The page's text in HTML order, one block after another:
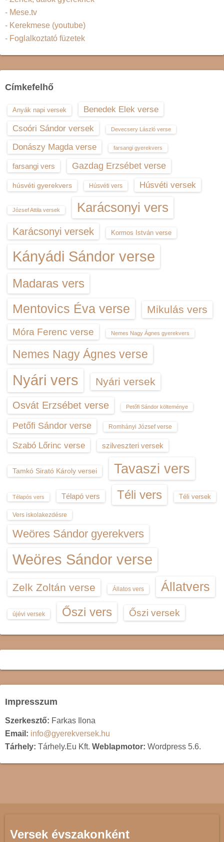
- Mese.tv
- Kerekmese (youtube)
- Foglalkoztató füzetek
Címkefelhő
Anyák napi versek
Benedek Elek verse
Csoóri Sándor versek
Devecsery László verse
Donászy Magda verse farsangi gyerekvers
farsangi vers Gazdag Erzsébet verse
húsvéti gyerekvers Húsvéti vers Húsvéti versek
József Attila versek Karácsonyi vers
Karácsonyi versek Kormos István verse
Kányádi Sándor verse
Madaras vers
Mentovics Éva verse Mikulás vers
Móra Ferenc verse Nemes Nagy Ágnes gyerekvers
Nemes Nagy Ágnes verse
Nyári vers Nyári versek
Osvát Erzsébet verse Petőfi Sándor költeménye
Petőfi Sándor verse Romhányi József verse
Szabó Lőrinc verse szilveszteri versek
Tamkó Sirató Károly versei Tavaszi vers
Télapós vers Télapó vers Téli vers Téli versek
Vers iskolakezdésre
Weöres Sándor gyerekvers
Weöres Sándor verse
Zelk Zoltán verse Állatos vers Állatvers
újévi versek Őszi vers Őszi versek
Impresszum
Szerkesztő: Farkas Ilona
Email: info@gyerekversek.hu
Tárhely: Tárhely.Eu Kft. Weblapmotor: Wordpress 5.6.
Versek évszakonként